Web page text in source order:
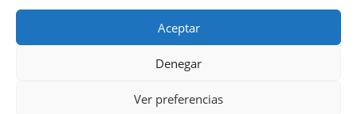
Aceptar
Denegar
Ver preferencias
Copyright © 2026 Grup Atletisme Lluïsos Mataró.
Política de Privacitat